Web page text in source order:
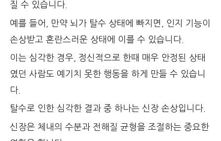
질 수 있습니다.
예를 들어, 만약 뇌가 탈수 상태에 빠지면, 인지 기능이
손상받고 혼란스러운 상태에 이를 수 있습니다.
이는 심각한 경우, 정신적으로 한때 매우 안정된 상태
였던 사람도 예기치 못한 행동을 하게 만들 수 있습니
다.
탈수로 인한 심각한 결과 중 하나는 신장 손상입니다.
신장은 체내의 수분과 전해질 균형을 조절하는 중요한